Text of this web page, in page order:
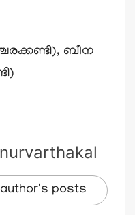
ബീന
posts